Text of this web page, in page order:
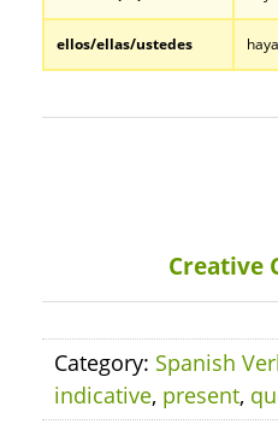
ellos/ellas/ustedes
Creative
Category: Spanish
indicative, present,